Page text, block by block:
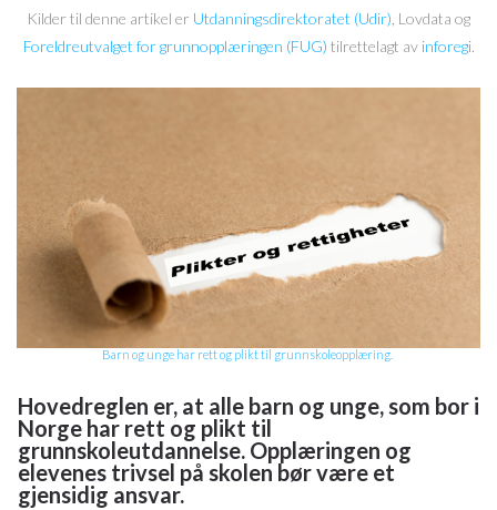
Kilder til denne artikel er Utdanningsdirektoratet (Udir) , Lovdata og
Foreldreutvalget for grunnopplæringen (FUG) tilrettelagt av inforegi.
Barn og unge har rett og plikt til grunnskoleopplæring.
Hovedreglen er, at alle barn og unge, som bor i
Norge har rett og plikt til
grunnskoleutdannelse. Opplæringen og
elevenes trivsel på skolen bør være et
gjensidig ansvar.